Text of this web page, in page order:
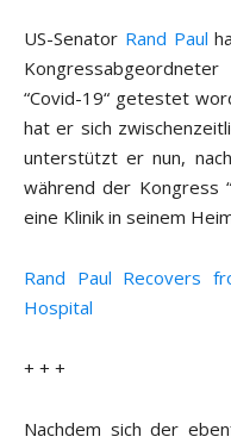
US-Senator Rand Paul
“Covid-19“ getestet
hat er sich
unterstützt er nun,
während der Kongress
eine Klinik in seinem
Rand Paul Recovers
Hospital
+ + +
Nachdem sich der